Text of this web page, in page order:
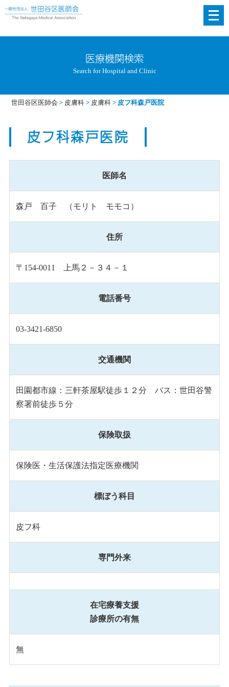
メ
ニ
く
医療機関検索
Search for Hospital and Clinic
世田谷区医師会 > 皮膚科 > 皮膚科 > 皮フ科森戸医院
皮フ科森戸医院
医師名
森戸 百子 （モリト モモコ）
住所
〒154-0011 上馬２－３４－１
電話番号
03-3421-6850
交通機関
田園都市線：三軒茶屋駅徒歩１２分 バス：世田谷警
察署前徒歩５分
保険取扱
保険医・生活保護法指定医療機関
標ぼう科目
皮フ科
専門外来
在宅療養支援
診療所の有無
無